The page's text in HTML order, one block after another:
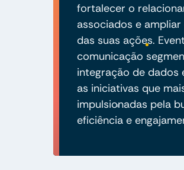
fortalecer o
associados e
das suas ações.
comunicação
integração de dados
as iniciativas que
impulsionadas pela
eficiência e